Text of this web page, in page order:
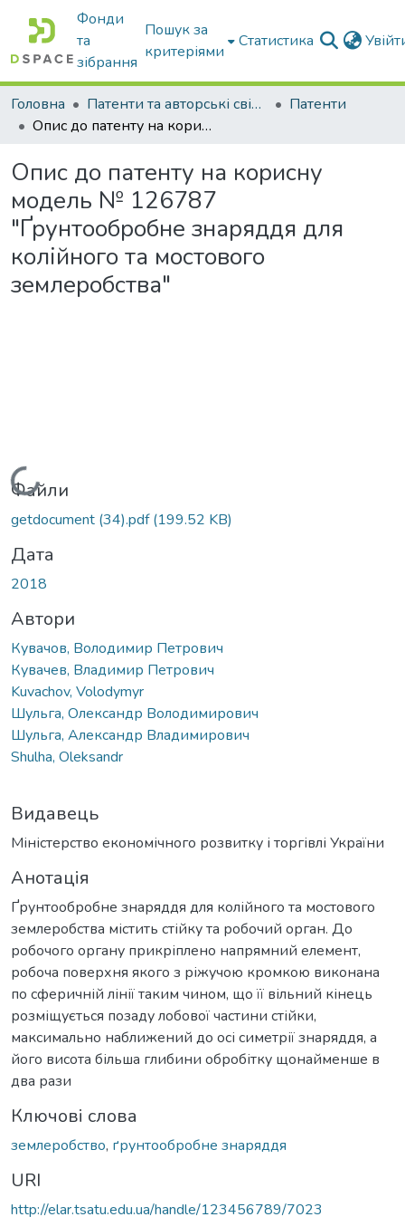
Фонди
та
зібрання
Пошук за
критеріями
Статистика
Головна Патенти та авторські свідоцтва
Патенти
Опис до патенту на корисну модель № 126787 "Ґрунтообробне знаряддя для колійного та мостового землеробства"
Опис до патенту на корисну
модель № 126787
"Ґрунтообробне знаряддя для
колійного та мостового
землеробства"
Вантажиться...
Файли
getdocument (34).pdf(199.52 KB)
Дата
2018
Автори
Кувачов, Володимир Петрович
Кувачев, Владимир Петрович
Kuvachov, Volodymyr
Шульга, Олександр Володимирович
Шульга, Александр Владимирович
Shulha, Oleksandr
Видавець
Міністерство економічного розвитку і торгівлі України
Анотація
Ґрунтообробне знаряддя для колійного та мостового
землеробства містить стійку та робочий орган. До
робочого органу прикріплено напрямний елемент,
робоча поверхня якого з ріжучою кромкою виконана
по сферичній лінії таким чином, що її вільний кінець
розміщується позаду лобової частини стійки,
максимально наближений до осі симетрії знаряддя, а
його висота більша глибини обробітку щонайменше в
два рази
Ключові слова
землеробство, ґрунтообробне знаряддя
URI
http://elar.tsatu.edu.ua/handle/123456789/7023